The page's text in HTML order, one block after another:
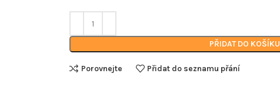
PŘIDAT DO KOŠÍKU
Porovnejte Přidat do seznamu přání